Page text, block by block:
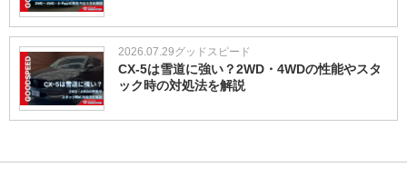
2026.07.29グッドスピード
CX-5は雪道に強い？2WD・4WDの性能やスタ
ック時の対処法を解説